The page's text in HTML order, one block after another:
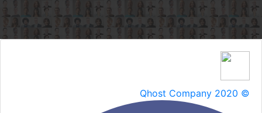
Qhost Company 2020 ©